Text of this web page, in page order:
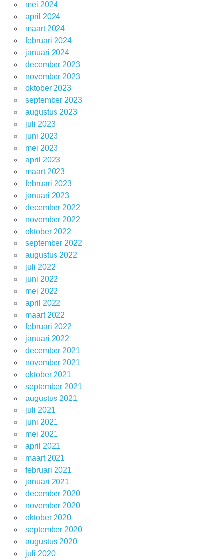
mei 2024
april 2024
maart 2024
februari 2024
januari 2024
december 2023
november 2023
oktober 2023
september 2023
augustus 2023
juli 2023
juni 2023
mei 2023
april 2023
maart 2023
februari 2023
januari 2023
december 2022
november 2022
oktober 2022
september 2022
augustus 2022
juli 2022
juni 2022
mei 2022
april 2022
maart 2022
februari 2022
januari 2022
december 2021
november 2021
oktober 2021
september 2021
augustus 2021
juli 2021
juni 2021
mei 2021
april 2021
maart 2021
februari 2021
januari 2021
december 2020
november 2020
oktober 2020
september 2020
augustus 2020
juli 2020